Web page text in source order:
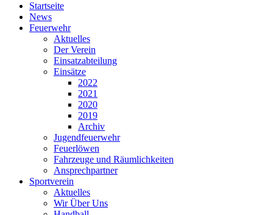
Startseite
News
Feuerwehr
Aktuelles
Der Verein
Einsatzabteilung
Einsätze
2022
2021
2020
2019
Archiv
Jugendfeuerwehr
Feuerlöwen
Fahrzeuge und Räumlichkeiten
Ansprechpartner
Sportverein
Aktuelles
Wir Über Uns